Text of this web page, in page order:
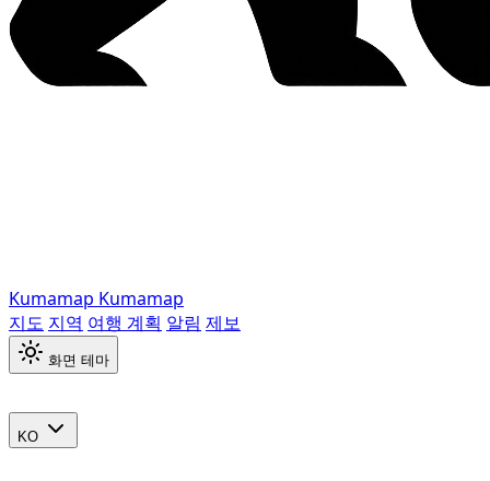
Kumamap Kumamap
지도 지역 여행 계획 알림 제보
화면 테마
KO